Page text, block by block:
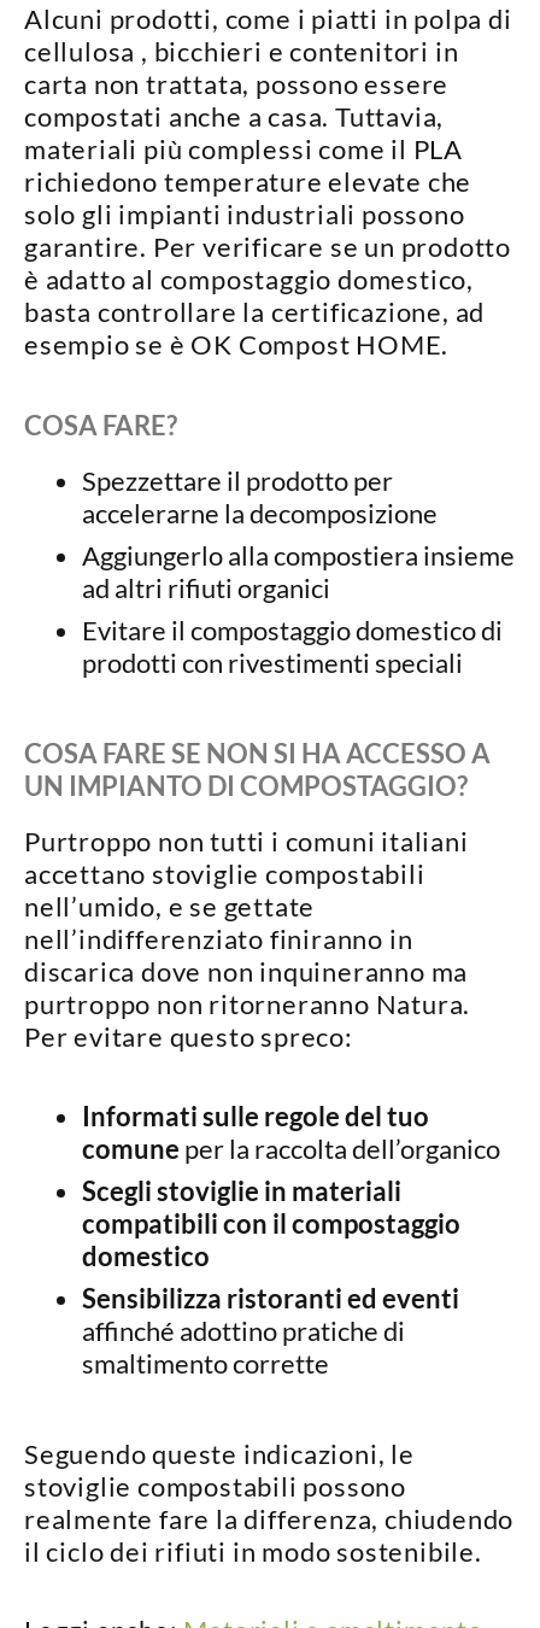
Alcuni prodotti, come i piatti in polpa di
cellulosa , bicchieri e contenitori in
carta non trattata, possono essere
compostati anche a casa. Tuttavia,
materiali più complessi come il PLA
richiedono temperature elevate che
solo gli impianti industriali possono
garantire. Per verificare se un prodotto
è adatto al compostaggio domestico,
basta controllare la certificazione, ad
esempio se è OK Compost HOME.
COSA FARE?
Spezzettare il prodotto per
accelerarne la decomposizione
Aggiungerlo alla compostiera insieme
ad altri rifiuti organici
Evitare il compostaggio domestico di
prodotti con rivestimenti speciali
COSA FARE SE NON SI HA ACCESSO A
UN IMPIANTO DI COMPOSTAGGIO?
Purtroppo non tutti i comuni italiani
accettano stoviglie compostabili
nell’umido, ese gettate
nell’indifferenziato finiranno in
discarica dove non inquineranno ma
purtroppo non ritorneranno Natura.
Per evitare questo spreco:
Informati sulle regole del tuo
comune per la raccolta dell’organico
Scegli stoviglie in materiali
compatibili con il compostaggio
domestico
Sensibilizza ristoranti ed eventi
affinché adottino pratiche di
smaltimento corrette
Seguendo queste indicazioni, le
stoviglie compostabili possono
realmente fare la differenza, chiudendo
il ciclo dei rifiuti in modo sostenibile.